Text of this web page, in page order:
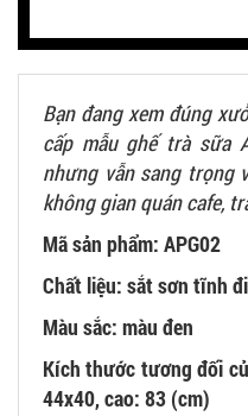
Bạn đang xem đúng
cấp mẫu ghế trà sữa
nhưng vẫn sang trọng
không gian quán cafe,
Mã sản phẩm: APG02
Chất liệu: sắt sơn tĩnh
Màu sắc: màu đen
Kích thước tương đối
44x40, cao: 83 (cm)